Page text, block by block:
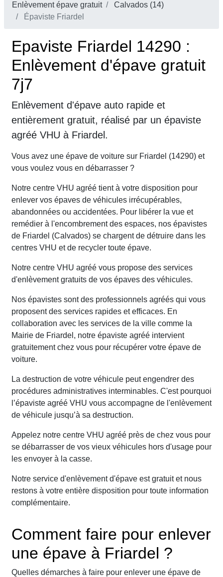
Enlèvement épave gratuit
Calvados (14)
Épaviste Friardel
Epaviste Friardel 14290 :
Enlèvement d'épave gratuit
7j7
Enlèvement d'épave auto rapide et
entièrement gratuit, réalisé par un épaviste
agréé VHU à Friardel.
Vous avez une épave de voiture sur Friardel (14290) et
vous voulez vous en débarrasser ?
Notre centre VHU agréé tient à votre disposition pour
enlever vos épaves de véhicules irrécupérables,
abandonnées ou accidentées. Pour libérer la vue et
remédier à l'encombrement des espaces, nos épavistes
de Friardel (Calvados) se chargent de détruire dans les
centres VHU et de recycler toute épave.
Notre centre VHU agréé vous propose des services
d'enlèvement gratuits de vos épaves des véhicules.
Nos épavistes sont des professionnels agréés qui vous
proposent des services rapides et efficaces. En
collaboration avec les services de la ville comme la
Mairie de Friardel, notre épaviste agréé intervient
gratuitement chez vous pour récupérer votre épave de
voiture.
La destruction de votre véhicule peut engendrer des
procédures administratives interminables. C'est pourquoi
l’épaviste agréé VHU vous accompagne de l'enlèvement
de véhicule jusqu’à sa destruction.
Appelez notre centre VHU agréé près de chez vous pour
se débarrasser de vos vieux véhicules hors d'usage pour
les envoyer à la casse.
Notre service d'enlèvement d'épave est gratuit et nous
restons à votre entière disposition pour toute information
complémentaire.
Comment faire pour enlever
une épave à Friardel ?
Quelles démarches à faire pour enlever une épave de